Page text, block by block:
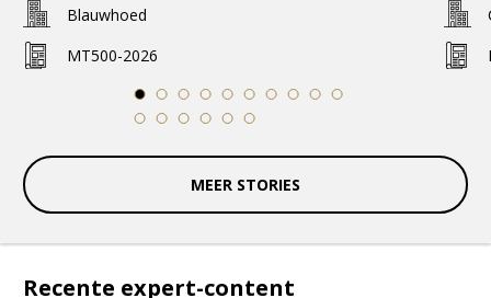
Blauwhoed
MT500-2026
1
2 3 4 5 6 7 8 9
10
11 12 13 14 15 16
MEER STORIES
Recente expert-content